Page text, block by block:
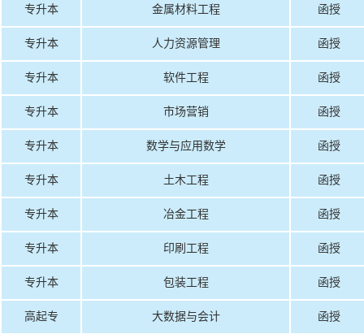
专升本 金属材料工程 函授
专升本 人力资源管理 函授
专升本 软件工程 函授
专升本 市场营销 函授
专升本 数学与应用数学 函授
专升本 土木工程 函授
专升本 冶金工程 函授
专升本 印刷工程 函授
专升本 包装工程 函授
高起专 大数据与会计 函授